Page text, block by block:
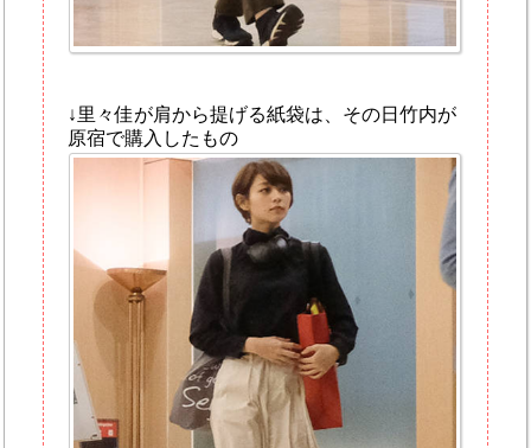
↓里々佳が肩から提げる紙袋は、その日竹内が
原宿で購入したもの